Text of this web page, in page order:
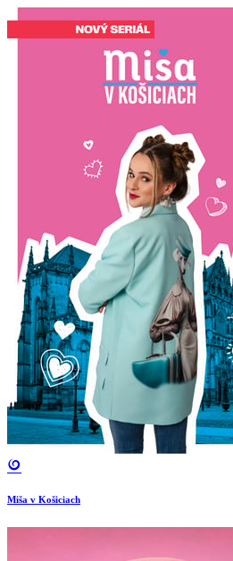
Miša v Košiciach